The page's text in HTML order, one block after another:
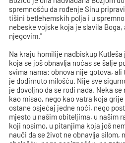
spremnošću da rođenje Sinu
tišini betlehemskih polja i u
nebeske vojske koja je slavila
njegovim."
Na kraju homilije nadbiskup
koja se još obnavlja noćas se šalje
svima nama: obnova nije gotova,
je dodirnuto milošću. Nije sve
je dovoljno da se rodi nada. Neka
kao misao, nego kao vatra koja
ostane osjećaj jedne noći, nego
mjesto u našim obiteljima, u našim
koji nosimo, u pitanjima koja još
nauči da se život ne obnavlja silom,